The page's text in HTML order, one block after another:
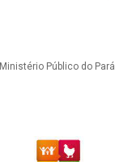
Ministério Público do Pará